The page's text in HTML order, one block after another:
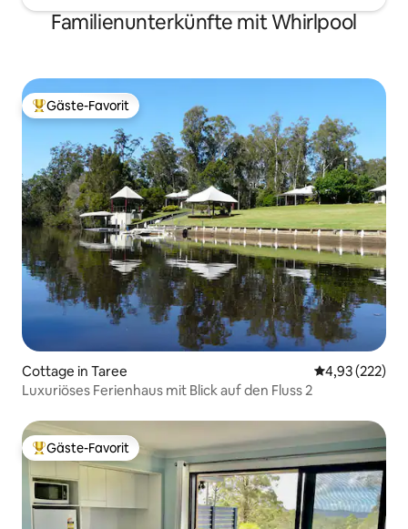
Familienunterkünfte mit Whirlpool
Beliebter Gäste-Favorit.
Gäste-Favorit
Cottage in Taree
4,93 (222)
Luxuriöses Ferienhaus mit Blick auf den Fluss 2
Beliebter Gäste-Favorit.
Gäste-Favorit